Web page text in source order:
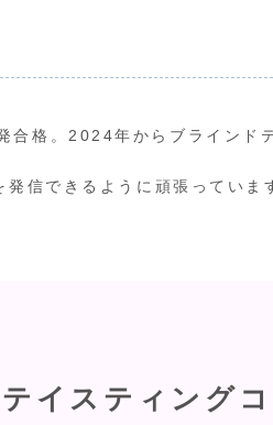
イスティングコ
格。2024年からブラインド
信できるように頑張っていま